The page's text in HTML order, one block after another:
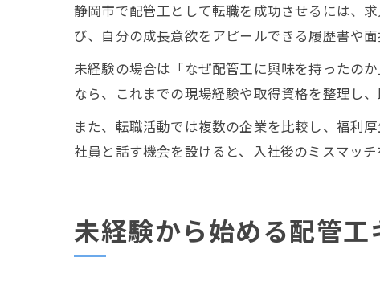
静岡市で配管工として転職を成功させるには、
び、自分の成長意欲をアピールできる履歴書や面
未経験の場合は「なぜ配管工に興味を持ったの
なら、これまでの現場経験や取得資格を整理し
また、転職活動では複数の企業を比較し、福利
社員と話す機会を設けると、入社後のミスマッチ
未経験から始める配管